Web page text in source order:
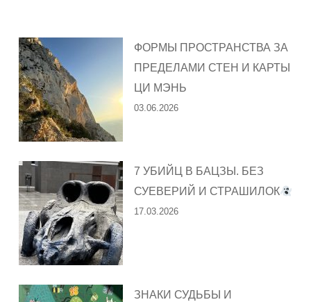
ФОРМЫ ПРОСТРАНСТВА ЗА
ПРЕДЕЛАМИ СТЕН И КАРТЫ
ЦИ МЭНЬ
03.06.2026
7 УБИЙЦ В БАЦЗЫ. БЕЗ
СУЕВЕРИЙ И СТРАШИЛОК
17.03.2026
ЗНАКИ СУДЬБЫ И